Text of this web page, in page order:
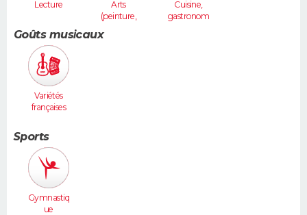
Lecture
Arts
(peinture,
Cuisine,
gastronom
Goûts musicaux
Variétés
françaises
Sports
Gymnastiq
ue